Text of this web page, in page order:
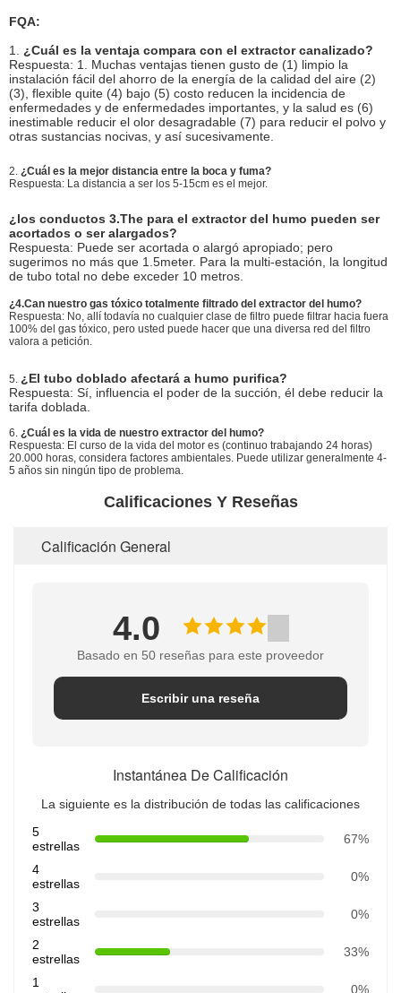
FQA:
1. ¿Cuál es la ventaja compara con el extractor canalizado?
Respuesta: 1. Muchas ventajas tienen gusto de (1) limpio la
instalación fácil del ahorro de la energía de la calidad del aire (2)
(3), flexible quite (4) bajo (5) costo reducen la incidencia de
enfermedades y de enfermedades importantes, y la salud es (6)
inestimable reducir el olor desagradable (7) para reducir el polvo y
otras sustancias nocivas, y así sucesivamente.
2. ¿Cuál es la mejor distancia entre la boca y fuma?
Respuesta: La distancia a ser los 5-15cm es el mejor.
¿los conductos 3.The para el extractor del humo pueden ser
acortados o ser alargados?
Respuesta: Puede ser acortada o alargó apropiado; pero
sugerimos no más que 1.5meter. Para la multi-estación, la longitud
de tubo total no debe exceder 10 metros.
¿4.Can nuestro gas tóxico totalmente filtrado del extractor del humo?
Respuesta: No, allí todavía no cualquier clase de filtro puede filtrar hacia fuera
100% del gas tóxico, pero usted puede hacer que una diversa red del filtro
valora a petición.
5. ¿El tubo doblado afectará a humo purifica?
Respuesta: Sí, influencia el poder de la succión, él debe reducir la
tarifa doblada.
6. ¿Cuál es la vida de nuestro extractor del humo?
Respuesta: El curso de la vida del motor es (continuo trabajando 24 horas)
20.000 horas, considera factores ambientales. Puede utilizar generalmente 4-
5 años sin ningún tipo de problema.
Calificaciones Y Reseñas
Calificación General
4.0
Basado en 50 reseñas para este proveedor
Escribir una reseña
Instantánea De Calificación
La siguiente es la distribución de todas las calificaciones
5
estrellas
67%
4
estrellas
0%
3
estrellas
0%
2
estrellas
33%
1
0%